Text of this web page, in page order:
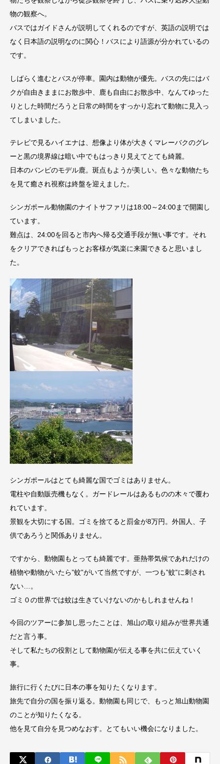
物の観察へ。
バスではガイドさんが説明してくれるのですが、英語の説明では
なく日本語の説明なのに関心！バスにより語源が分かれているの
です。
しばらく進むとバスが停車。園内は動物が優先。バスの先にはバ
クが自由きままにお散歩中、鹿も自由にお散歩中、なんてゆった
りとした時間だろうと日常の時間をすっかり忘れて動物に見入っ
てしまいました。
テレビで見るハイエナは、想像より体が大きくマレーバクのグレ
ーと黒の境界線は暗い中でもはっきり見えてとても綺麗。
日本のバンビのモデル鹿。斑点もようが美しい。色々な動物たち
を見て癒され視察は終盤を迎えました。
シンガポール動物園のナイトサファリは18:00～24:00まで開園し
ています。
難点は、24:00を回ると市内へ帰る交通手段が無い事です。それ
をクリアできればもっとお客様が気楽に来園できると思いまし
た。
シンガポールはとても綺麗な国でゴミはありません。
電柱や自動販売機もなく。ガードレールはあるものの木々で覆わ
れています。
景観を大切にする国。ゴミを捨てると罰金が8万円。外国人、子
供であろうと関係ありません。
ですから、動物園もとっても綺麗です。亜熱帯気候であれだけの
植物や動物がいたら”蚊”がいて当然ですが、一つも”蚊”に刺され
ない…。
ゴミ０の世界では蚊は生きていけないのかもしれませんね！
今回のツアーに参加し思ったことは、旭山の取り組みが世界共通
だと言う事。
そして私たちの役割として動物園が伝える事を共に伝えていく
事。
旅行に行くたびに日本の事を知りたくなります。
旅先で自分の国を振り返る。動物園も同じで、もっと旭山動物園
のことが知りたくなる。
他を見て自分を見つめなおす。とてもいい機会になりました。